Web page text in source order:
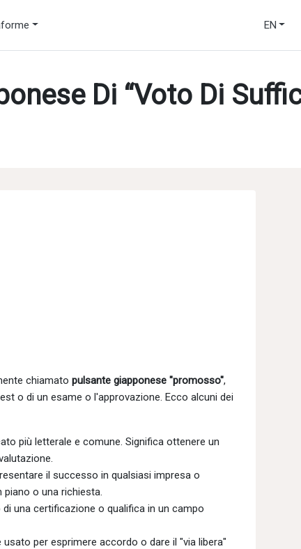
EN
Di “Voto Di
chiamato pulsante giapponese "promosso",
o di un esame o l'approvazione. Ecco alcuni dei
più letterale e comune. Significa ottenere un
il successo in qualsiasi impresa o
o una richiesta.
una certificazione o qualifica in un campo
per esprimere accordo o dare il "via libera"